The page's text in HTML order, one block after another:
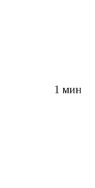
1 мин